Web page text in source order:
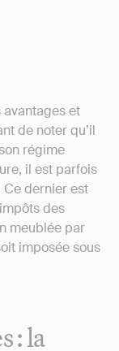
et
de noter qu’il
régime
il est parfois
Ce dernier est
des
meublée par
imposée sous
: la